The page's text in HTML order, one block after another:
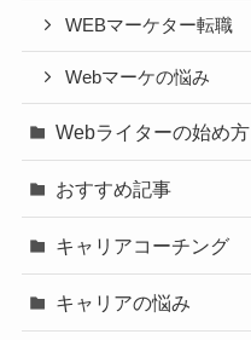
WEBマーケター転職
Webマーケの悩み
Webライターの始め方
おすすめ記事
キャリアコーチング
キャリアの悩み